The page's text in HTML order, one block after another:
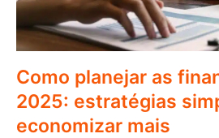
Como planejar as
2025: estratégias
economizar mais